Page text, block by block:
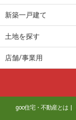
新築一戸建て
土地を探す
店舗/事業用
goo住宅・不動産とは